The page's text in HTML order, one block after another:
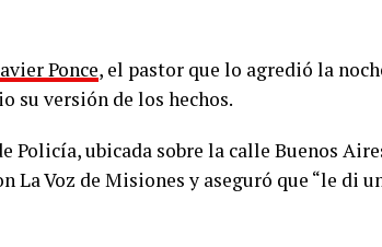
Ponce, el pastor que lo agredió la
su versión de los hechos.
Policía, ubicada sobre la calle Buenos
Voz de Misiones y aseguró que “le di